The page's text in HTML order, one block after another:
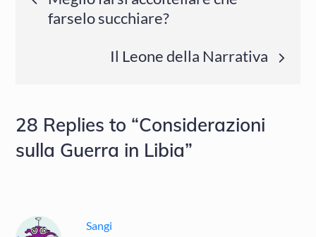
articoli
farselo succhiare?
Il Leone della Narrativa
28 Replies to “Considerazioni
sulla Guerra in Libia”
Sangi